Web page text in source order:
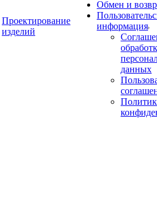
Проектирование
изделий
Обмен и
информация
данных